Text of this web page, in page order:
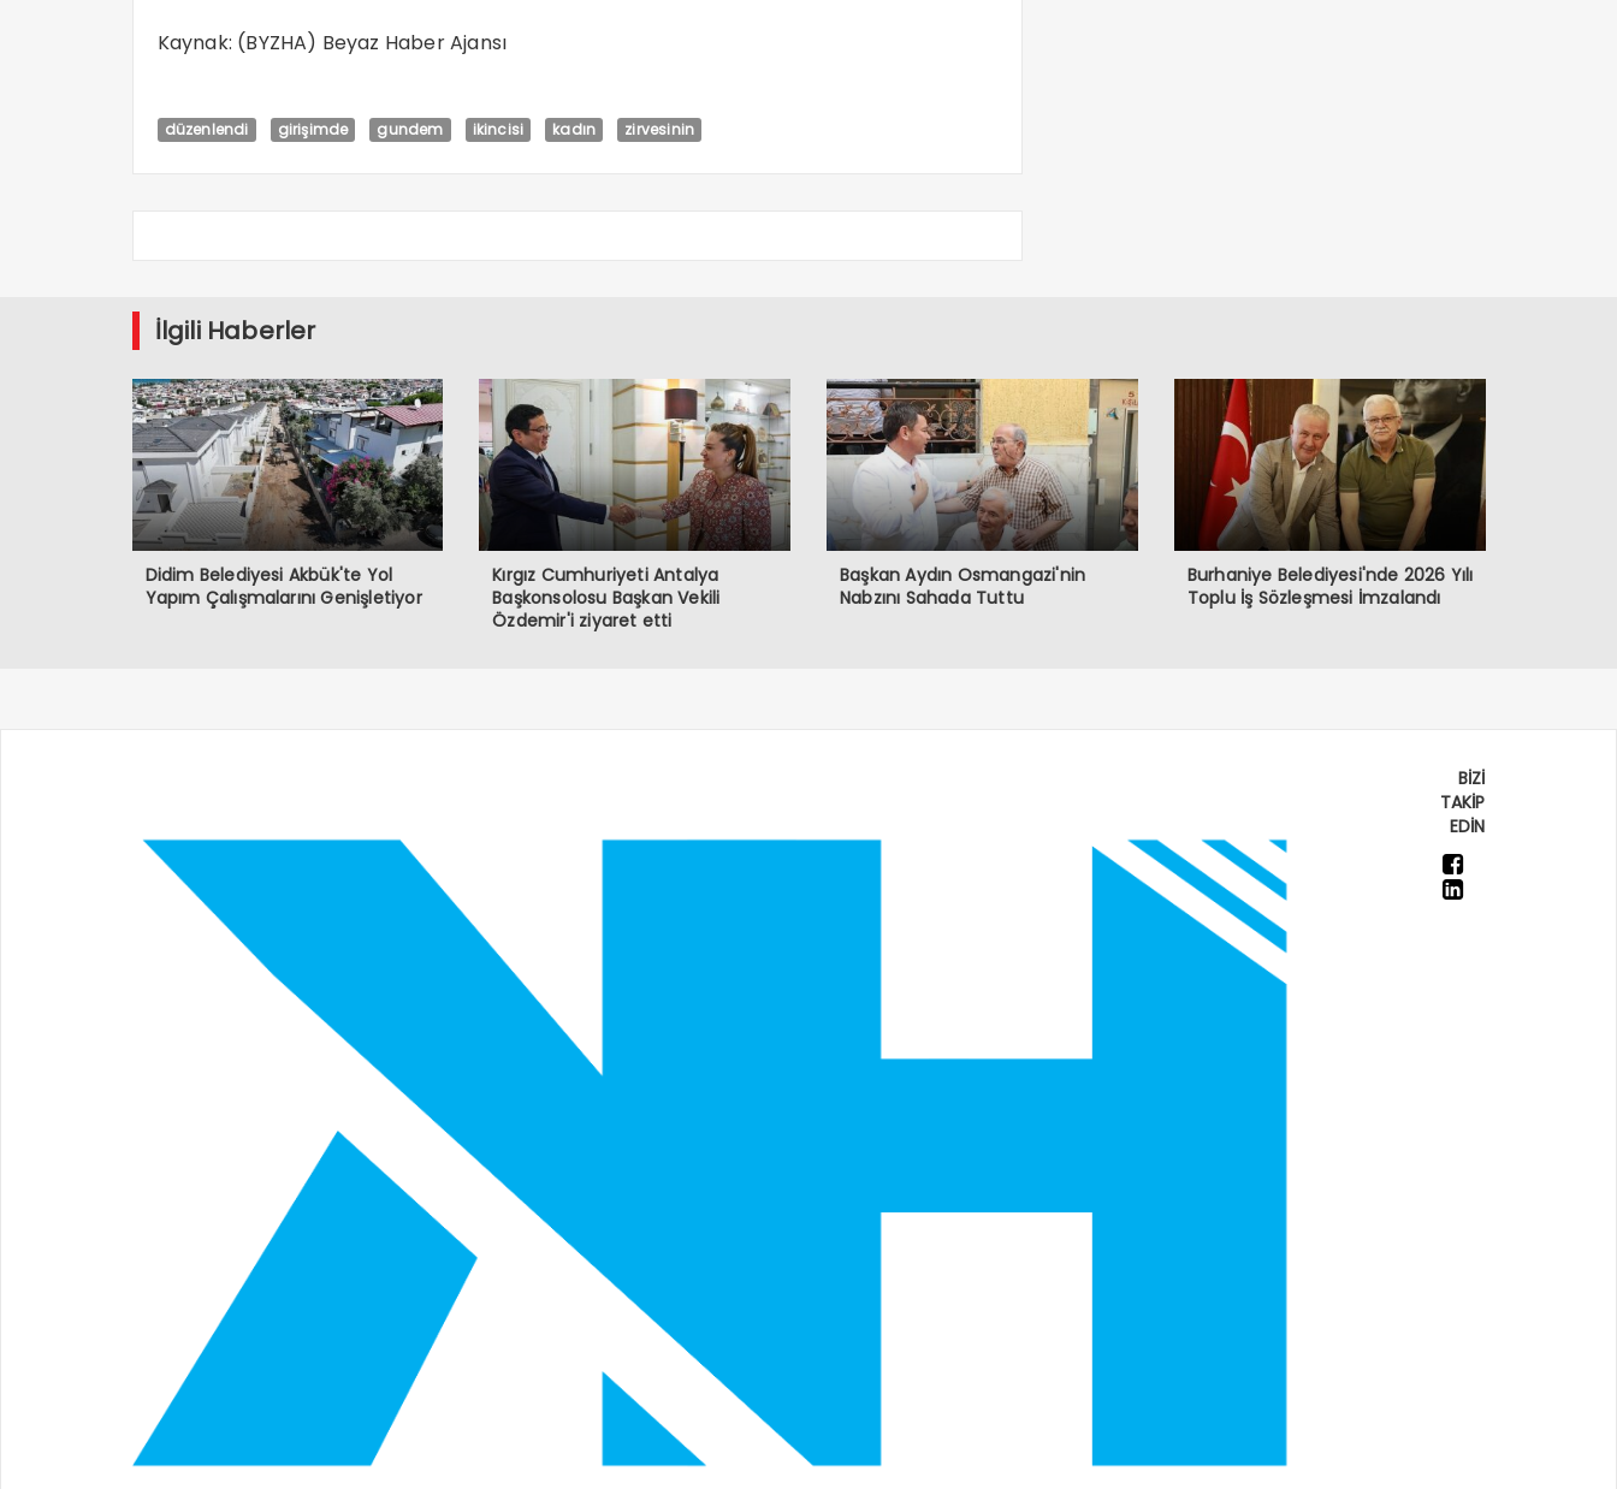
Kaynak: (BYZHA) Beyaz Haber Ajansı
düzenlendi girişimde gundem ikincisi kadın zirvesinin
İlgili Haberler
Didim Belediyesi Akbük'te Yol
Yapım Çalışmalarını Genişletiyor
Kırgız Cumhuriyeti Antalya
Başkonsolosu Başkan Vekili
Özdemir'i ziyaret etti
Başkan Aydın Osmangazi'nin
Nabzını Sahada Tuttu
Burhaniye Belediyesi'nde 2026 Yılı
Toplu İş Sözleşmesi İmzalandı
BİZİ
TAKİP
EDİN